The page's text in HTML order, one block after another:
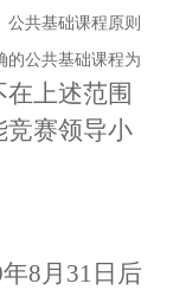
公共基础课程原则
的公共基础课程为
上述范围
竞赛领导小
8月31日后